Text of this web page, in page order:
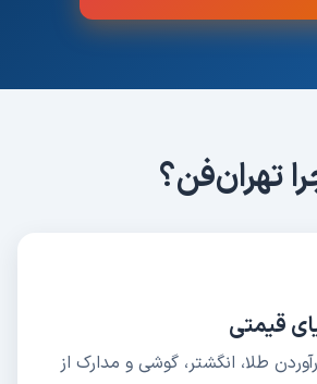
تهران‌فن؟
قیمتی
طلا، انگشتر، گوشی و مدارک از